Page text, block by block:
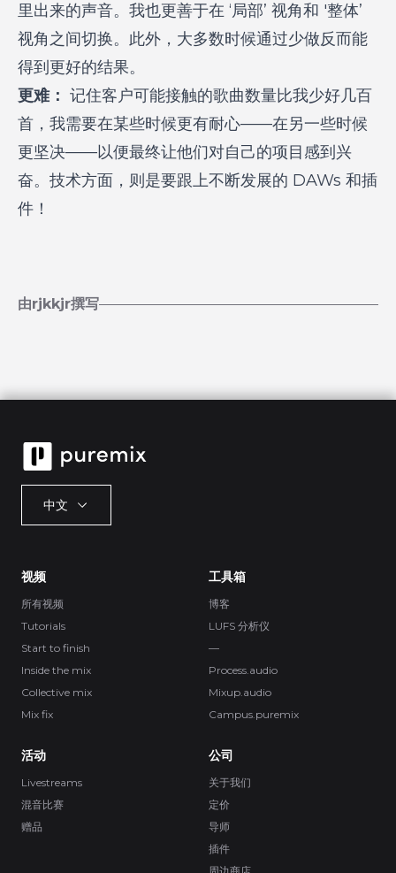
里出来的声音。我也更善于在 ‘局部’ 视角和 '整体’
视角之间切换。此外，大多数时候通过少做反而能
得到更好的结果。
更难： 记住客户可能接触的歌曲数量比我少好几百
首，我需要在某些时候更有耐心——在另一些时候
更坚决——以便最终让他们对自己的项目感到兴
奋。技术方面，则是要跟上不断发展的 DAWs 和插
件！
由rjkkjr撰写
中文
视频
所有视频
Tutorials
Start to finish
Inside the mix
Collective mix
Mix fix
工具箱
博客
LUFS 分析仪
—
Process.audio
Mixup.audio
Campus.puremix
活动
Livestreams
混音比赛
赠品
公司
关于我们
定价
导师
插件